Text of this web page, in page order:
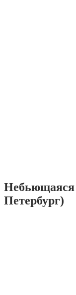
Небьющаяся
Петербург)